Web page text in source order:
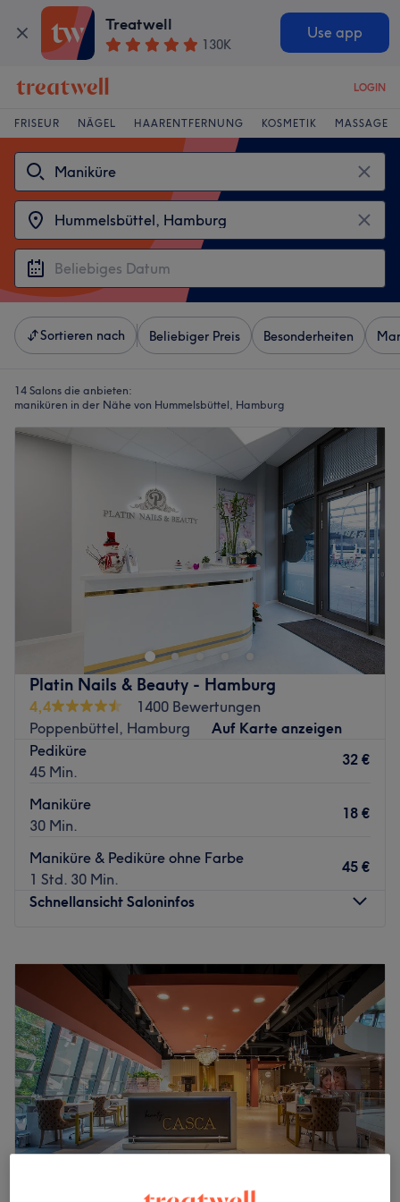
Treatwell
130K
Use app
LOGIN
FRISEUR NÄGEL HAARENTFERNUNG KOSMETIK MASSAGE
Sortieren nach Beliebiger Preis Besonderheiten
14 Salons die anbieten:
maniküren in der Nähe von Hummelsbüttel, Hamburg
Platin Nails & Beauty - Hamburg
4,4
1400 Bewertungen
Poppenbüttel, Hamburg
Auf Karte anzeigen
Pediküre
45 Min.
32 €
Maniküre
30 Min.
18 €
Maniküre & Pediküre ohne Farbe
1 Std. 30 Min.
45 €
Schnellansicht Saloninfos
Dienstag
09:30
Mittwoch
09:30– 19:00
Donnerstag
09:30 –19:00
Freitag
09:30–19:00
Samstag
09:00–18:30
Sonntag
Geschlossen
Wer großen Wert auf schöne Nägel und gepflegte Füße
legt, ist bei Platin Nails & Beauty in Hamburg-
Einkaufszentrum AEZ kommst du superschnell hin und